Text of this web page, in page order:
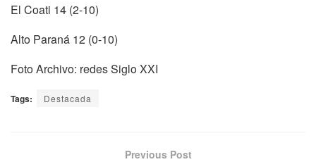
El Coati 14 (2-10)
Alto Paraná 12 (0-10)
Foto Archivo: redes Siglo XXI
Tags: Destacada
Previous Post